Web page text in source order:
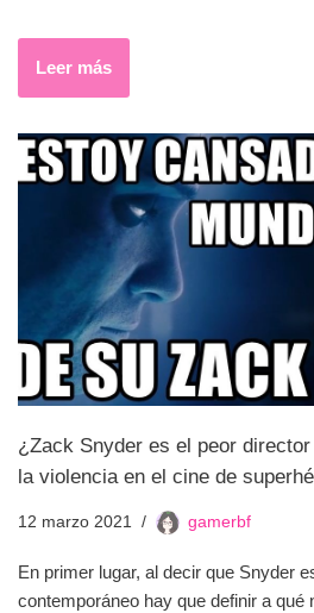
Leer más
¿Zack Snyder es el peor
la violencia en el cine de
12 marzo 2021 gamerbf
En primer lugar, al decir que Snyder
contemporáneo hay que definir a